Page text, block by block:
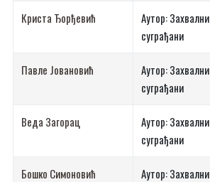
Криста Ђорђевић
Аутор: Захвални
суграђани
Павле Јовановић
Аутор: Захвални
суграђани
Веда Загорац
Аутор: Захвални
суграђани
Бошко Симоновић
Аутор: Захвални